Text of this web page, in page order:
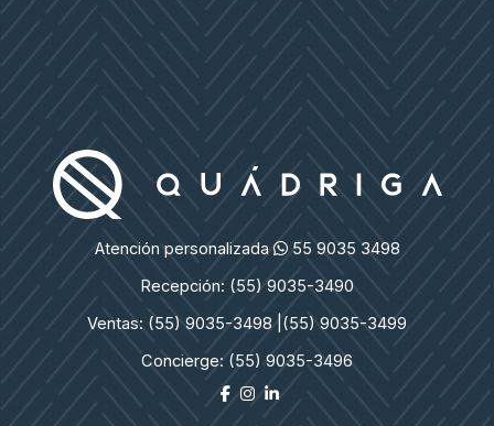
y
los
Mejores
Lugares
en
México
para
Practicarlo
Atención personalizada
55 9035 3498
Recepción: (55) 9035-3490
Ventas: (55) 9035-3498 |(55) 9035-3499
Concierge: (55) 9035-3496